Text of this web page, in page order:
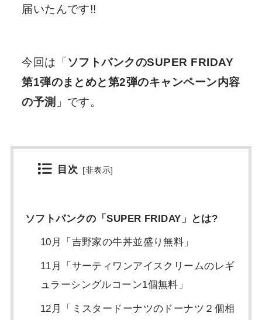
届いたんです!!
今回は「 ソフトバンクのSUPER FRIDAY
第1弾のまとめと第2弾のキャンペーン内容
の予測 」です。
目次 [非表示]
ソフトバンクの「SUPER FRIDAY」とは?
10月「吉野家の牛丼並盛り無料」
11月「サーティワンアイスクリームのレギ
ュラーシングルコーン1個無料」
12月「ミスタードーナツのドーナツ２個相